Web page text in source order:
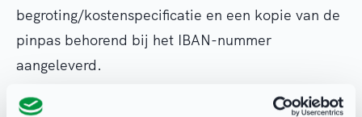
begroting/kostenspecificatie en een kopie van de
pinpas behorend bij het IBAN-nummer
aangeleverd.